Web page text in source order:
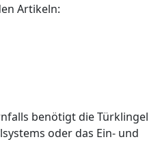
Artikeln:
benötigt die Türklingel
oder das Ein- und